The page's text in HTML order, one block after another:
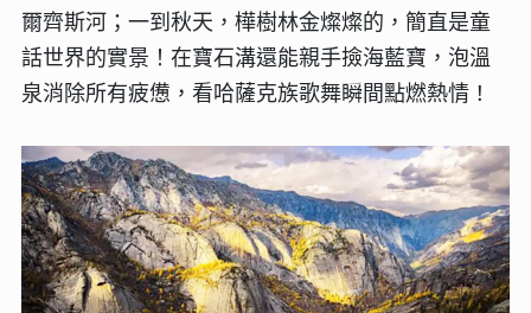
爾齊斯河；一到秋天，樺樹林金燦燦的，簡直是童
話世界的實景！在寶石溝還能親手撿海藍寶，泡溫
泉消除所有疲憊，看哈薩克族歌舞瞬間點燃熱情！